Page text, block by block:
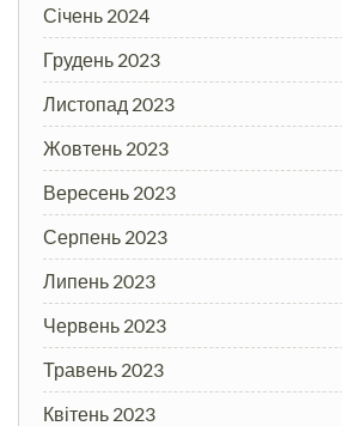
Січень 2024
Грудень 2023
Листопад 2023
Жовтень 2023
Вересень 2023
Серпень 2023
Липень 2023
Червень 2023
Травень 2023
Квітень 2023